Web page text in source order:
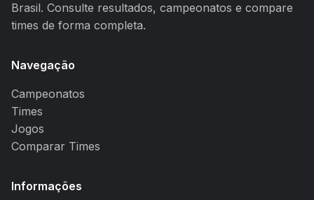
Brasil. Consulte resultados, campeonatos e compare
times de forma completa.
Navegação
Campeonatos
Times
Jogos
Comparar Times
Informações